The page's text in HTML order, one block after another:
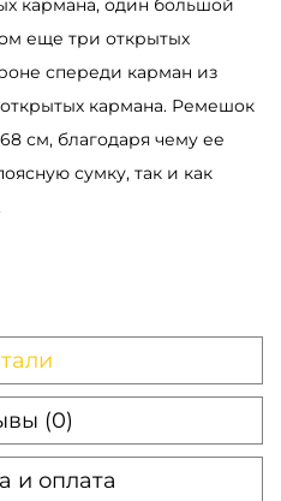
еще три открытых
спереди карман из
кармана. Ремешок
см, благодаря чему ее
сумку, так и как
(0)
и оплата